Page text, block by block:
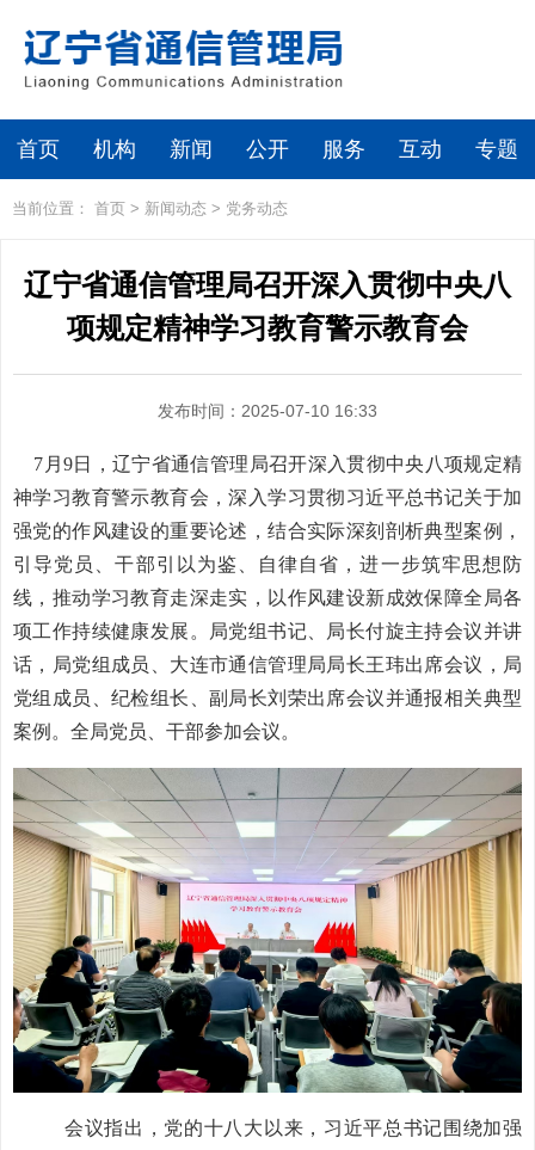
首页 机构 新闻 公开 服务 互动 专题
当前位置： 首页 > 新闻动态 > 党务动态
辽宁省通信管理局召开深入贯彻中央八
项规定精神学习教育警示教育会
发布时间：2025-07-10 16:33
7月9日，辽宁省通信管理局召开深入贯彻中央八项规定精
神学习教育警示教育会，深入学习贯彻习近平总书记关于加
强党的作风建设的重要论述，结合实际深刻剖析典型案例，
引导党员、干部引以为鉴、自律自省，进一步筑牢思想防
线，推动学习教育走深走实，以作风建设新成效保障全局各
项工作持续健康发展。局党组书记、局长付旋主持会议并讲
话，局党组成员、大连市通信管理局局长王玮出席会议，局
党组成员、纪检组长、副局长刘荣出席会议并通报相关典型
案例。全局党员、干部参加会议。
会议指出，党的十八大以来，习近平总书记围绕加强